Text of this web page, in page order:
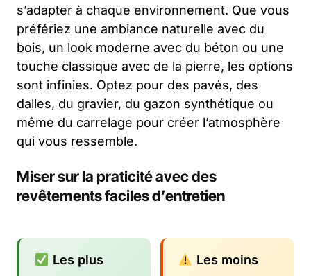
s’adapter à chaque environnement. Que vous
préfériez une ambiance naturelle avec du
bois, un look moderne avec du béton ou une
touche classique avec de la pierre, les options
sont infinies. Optez pour des pavés, des
dalles, du gravier, du gazon synthétique ou
même du carrelage pour créer l’atmosphère
qui vous ressemble.
Miser sur la praticité avec des
revêtements faciles d’entretien
Les plus
Les moins